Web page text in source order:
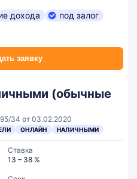
заявку
дохода
под залог
(обычные
34 от 03.02.2020
ОНЛАЙН НАЛИЧНЫМИ
Ставка
13 – 38 %